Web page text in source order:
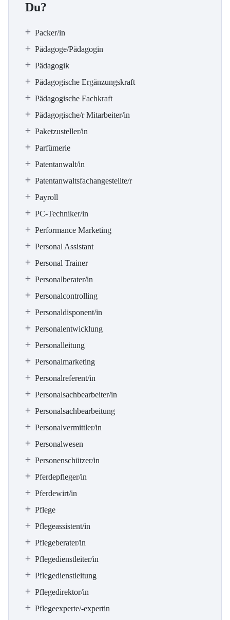
Du?
Packer/in
Pädagoge/Pädagogin
Pädagogik
Pädagogische Ergänzungskraft
Pädagogische Fachkraft
Pädagogische/r Mitarbeiter/in
Paketzusteller/in
Parfümerie
Patentanwalt/in
Patentanwaltsfachangestellte/r
Payroll
PC-Techniker/in
Performance Marketing
Personal Assistant
Personal Trainer
Personalberater/in
Personalcontrolling
Personaldisponent/in
Personalentwicklung
Personalleitung
Personalmarketing
Personalreferent/in
Personalsachbearbeiter/in
Personalsachbearbeitung
Personalvermittler/in
Personalwesen
Personenschützer/in
Pferdepfleger/in
Pferdewirt/in
Pflege
Pflegeassistent/in
Pflegeberater/in
Pflegedienstleiter/in
Pflegedienstleitung
Pflegedirektor/in
Pflegeexperte/-expertin